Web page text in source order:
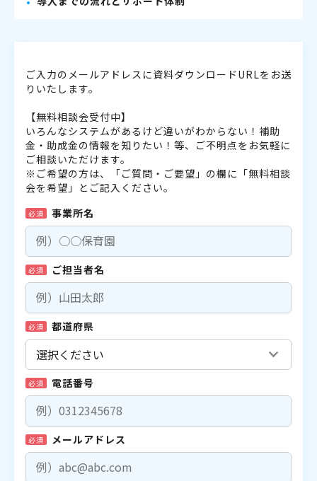
ご入力のメールアドレスに資料ダウンロードURLをお送
りいたします。
【無料相談会受付中】
いろんなシステムがあるけど違いがわからない！補助
金・助成金の情報を知りたい！等、ご不明点をお気軽に
ご相談いただけます。
※ご希望の方は、「ご質問・ご要望」の欄に「無料相談
会を希望」とご記入ください。
必須 事業所名
必須 ご担当者名
必須 都道府県
必須 電話番号
必須 メールアドレス